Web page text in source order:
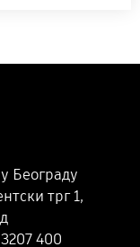
Београду
трг 1,
400